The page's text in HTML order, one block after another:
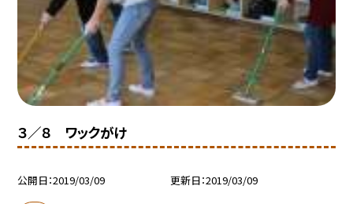
３／８ ワックがけ
公開日 2019/03/09 更新日 2019/03/09